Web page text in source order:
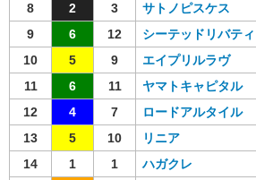
8
2 3 サトノピスケス
9
6 12 シーテッドリバティ
10
5 9 エイプリルラヴ
11
6 11 ヤマトキャピタル
12
4 7 ロードアルタイル
13
5 10 リニア
14
1 1 ハガクレ